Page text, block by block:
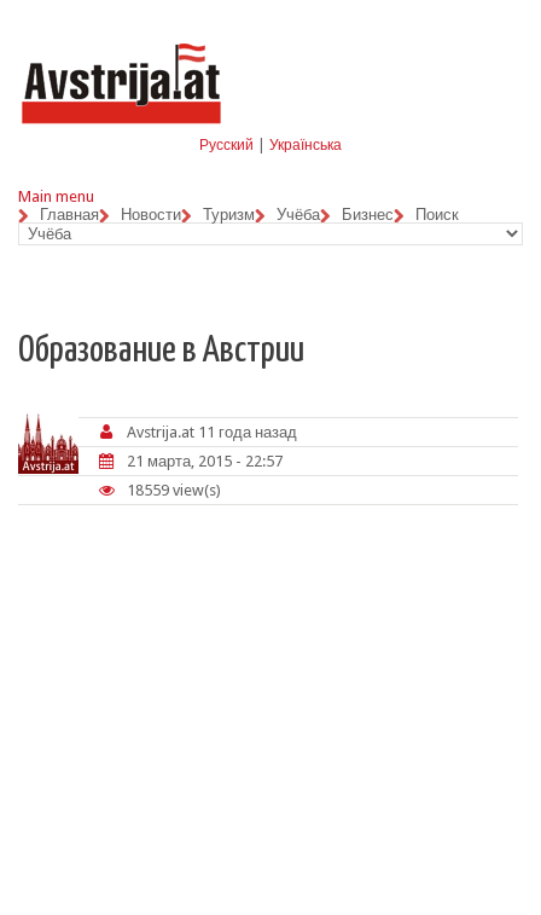
Русский Українська
Main menu
Главная
Новости Туризм Учёба Бизнес Поиск
Образование в Австрии
Avstrija.at 11 года назад
21 марта, 2015 - 22:57
18559 view(s)